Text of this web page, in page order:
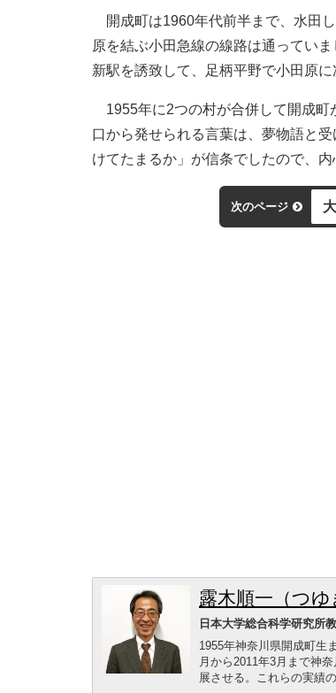
開成町は1960年代前半まで、水田
原を結ぶ小田急線の線路は通ってい
新駅を誘致して、足柄平野で小田原
1955年に2つの村が合併して開成町
口から発せられる言葉は、夢物語と
けてたまるか」が信条でしたので、
次のページ
露木順一（つゆ
日本大学総合科学研究所
1955年神奈川県開成町生
月から2011年3月まで神
展させる。これらの実績